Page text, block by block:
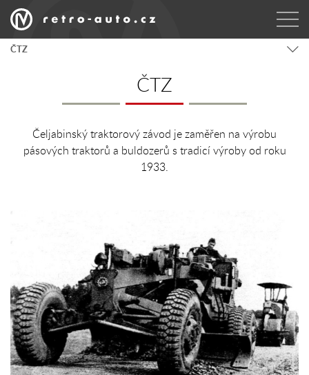
ČTZ
ČTZ
Čeljabinský traktorový závod je zaměřen na výrobu
pásových traktorů a buldozerů s tradicí výroby od roku
1933.